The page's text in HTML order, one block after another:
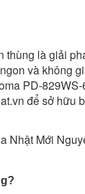
thùng là giải
và không
PD-
để sở hữu